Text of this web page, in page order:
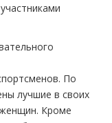
По
лучшие в своих
Кроме